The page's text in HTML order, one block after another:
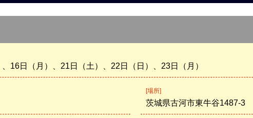
16日（月）、21日（土）、22日（日）、23日（月）
[場所]
茨城県古河市東牛谷1487-3